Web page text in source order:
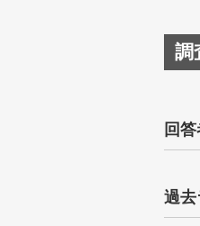
調
回
過去